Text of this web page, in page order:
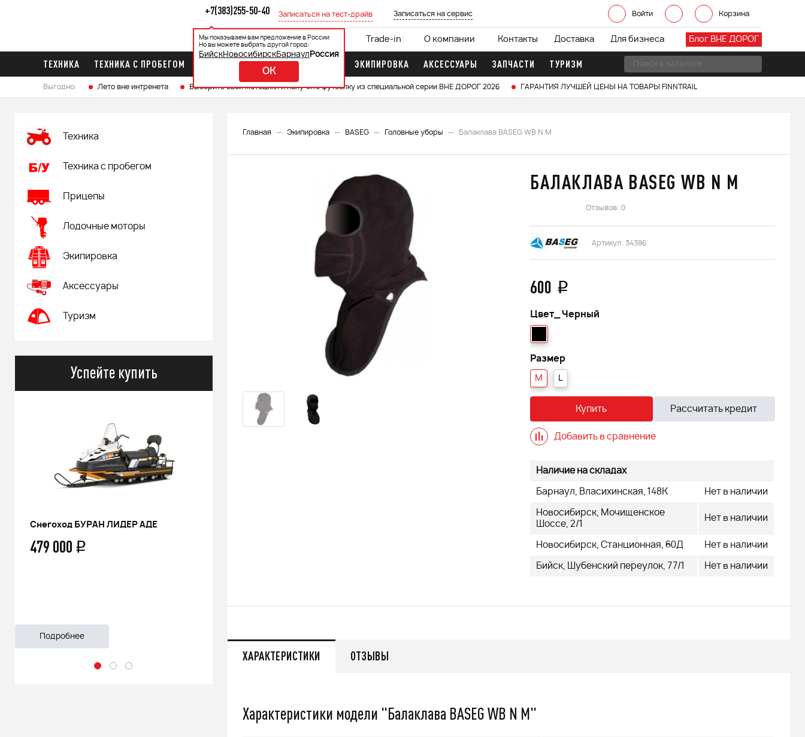
Войти Корзина
+7(383)255-50-40
Мы показываем вам предложение в России
Но вы можете выбрать другой город:
БийскНовосибирскБарнаул Россия
OK
Записаться на тест-драйв Записаться на сервис
Блог ВНЕ ДОРОГ
Каталог Акции Кредит 0% Trade-in О компании Контакты Доставка Для бизнеса
ТЕХНИКА ТЕХНИКА С ПРОБЕГОМ ЛОДОЧНЫЕ МОТОРЫ ЭКИПИРОВКА АКСЕССУАРЫ ЗАПЧАСТИ ТУРИЗМ
Выгодно: Лето вне интренета Выберите свой мотоцикл и получите футболку из специальной серии ВНЕ ДОРОГ 2026 ГАРАНТИЯ ЛУЧШЕЙ ЦЕНЫ НА ТОВАРЫ FINNTRAIL
Главная Экипировка BASEG Головные уборы Балаклава BASEG WB N M
Техника
Техника с пробегом
Прицепы
Лодочные моторы
Экипировка
Аксессуары
Туризм
Успейте купить
Снегоход БУРАН ЛИДЕР АДЕ
479 000 q
Подробнее
Костюм мужской зимний FINNTRAIL
479 000q
БАЛАКЛАВА BASEG WB N M
Отзывов: 0
Артикул: 34386
600 q
Цвет_ Черный
Размер
M L
Купить Рассчитать кредит
Добавить в сравнение
Наличие на складах
Барнаул, Власихинская, 148К Нет в наличии
Новосибирск, Мочищенское
Шоссе, 2/1
Нет в наличии
Новосибирск, Станционная, 60Д Нет в наличии
Бийск, Шубенский переулок, 77/1 Нет в наличии
ХАРАКТЕРИСТИКИ ОТЗЫВЫ
Характеристики модели "Балаклава BASEG WB N M"